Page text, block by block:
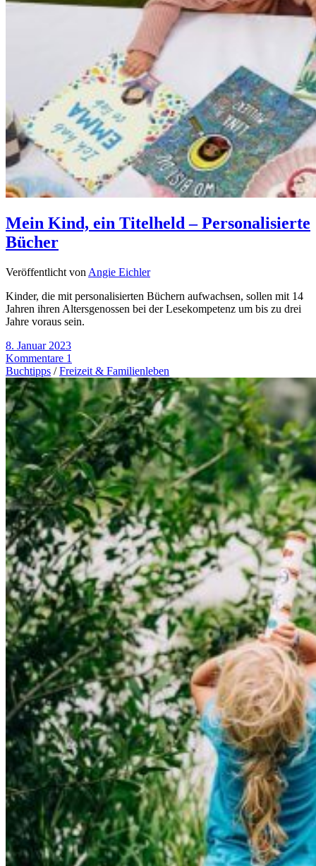
Mein Kind, ein Titelheld – Personalisierte
Bücher
Veröffentlicht von Angie Eichler
Kinder, die mit personalisierten Büchern aufwachsen, sollen mit 14
Jahren ihren Altersgenossen bei der Lesekompetenz um bis zu drei
Jahre voraus sein.
8. Januar 2023
Kommentare 1
Buchtipps /Freizeit & Familienleben